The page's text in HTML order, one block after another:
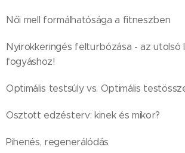
Női mell formálhatósága a fitneszben
Nyirokkeringés felturbózása - az utolsó
fogyáshoz!
Optimális testsúly vs. Optimális
Osztott edzésterv: kinek és mikor?
Pihenés, regenerálódás